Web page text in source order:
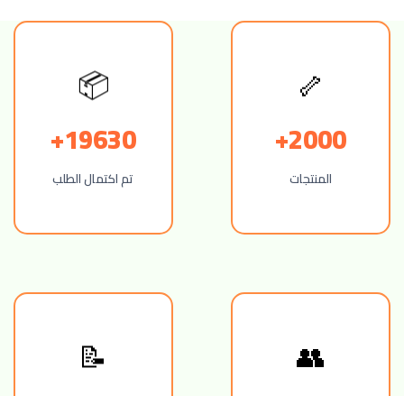
🦴
2000+
المنتجات
📦
19630+
تم اكتمال الطلب
👥
📝